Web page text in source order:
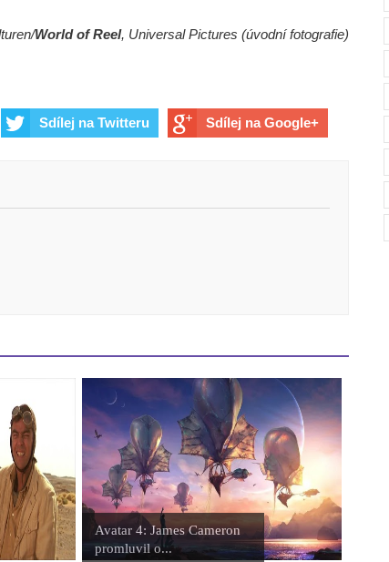
World of Reel, Universal Pictures (úvodní fotografie)
Sdílej na Twitteru Sdílej na Google+
Avatar 4: James Cameron
promluvil o...